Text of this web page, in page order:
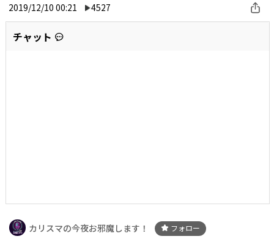
2019/12/10 00:21 4527
チャット
カリスマの今夜お邪魔します！ フォロー